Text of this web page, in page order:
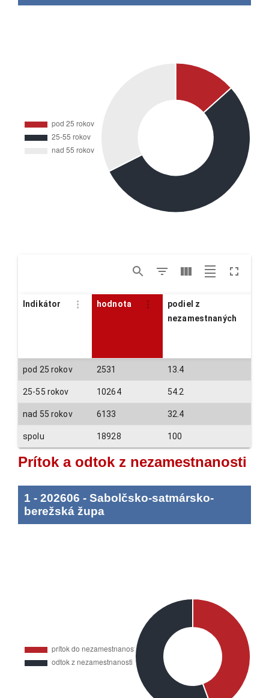
Indikátor hodnota
podiel z
nezamestnaných
pod 25 rokov 2531 13.4
25-55 rokov 10264 54.2
nad 55 rokov 6133 32.4
spolu 18928 100
Prítok a odtok z nezamestnanosti
1 - 202606 - Sabolčsko-satmársko-
berežská župa